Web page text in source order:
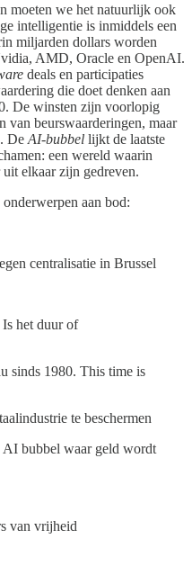
moeten we het natuurlijk ook
intelligentie is inmiddels een
miljarden dollars worden
AMD, Oracle en OpenAI.
deals en participaties
die doet denken aan
De winsten zijn voorlopig
van beurswaarderingen, maar
De AI-bubbel lijkt de laatste
een wereld waarin
elkaar zijn gedreven.
aan bod:
centralisatie in Brussel
het duur of
sinds 1980. This time is
te beschermen
bubbel waar geld wordt
van vrijheid